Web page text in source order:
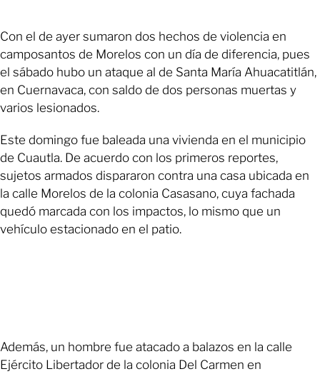
Con el de ayer sumaron dos hechos de violencia en
camposantos de Morelos con un día de diferencia, pues
el sábado hubo un ataque al de Santa María Ahuacatitlán,
en Cuernavaca, con saldo de dos personas muertas y
varios lesionados.
Este domingo fue baleada una vivienda en el municipio
de Cuautla. De acuerdo con los primeros reportes,
sujetos armados dispararon contra una casa ubicada en
la calle Morelos de la colonia Casasano, cuya fachada
quedó marcada con los impactos, lo mismo que un
vehículo estacionado en el patio.
Además, un hombre fue atacado a balazos en la calle
Ejército Libertador de la colonia Del Carmen en